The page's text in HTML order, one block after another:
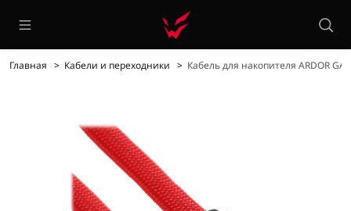
Главная Кабели и переходники Кабель для накопителя ARDOR